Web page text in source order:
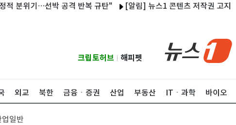
기…선박 공격 반복 규탄" [알림] 뉴스1 콘텐츠 저작권 고지 [오
크립토허브 해피펫
외교 북한 금융ㆍ증권 산업 부동산 ITㆍ과학 바이오
업일반